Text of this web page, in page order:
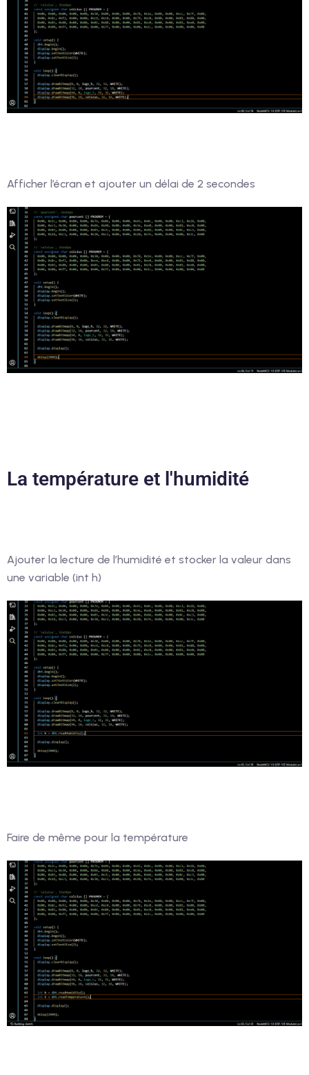
Afficher l’écran et ajouter un délai de 2 secondes
La température et l'humidité
Ajouter la lecture de l’humidité et stocker la valeur dans
une variable (int h)
Faire de même pour la température